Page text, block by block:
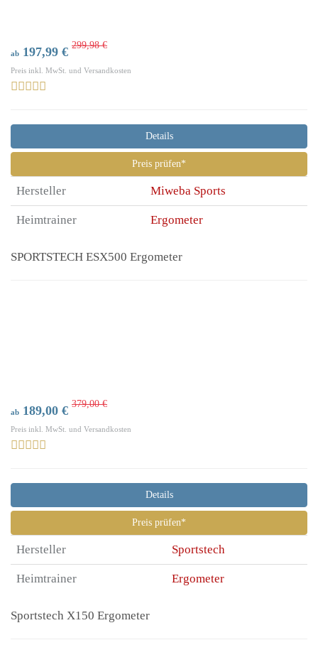
ab 197,99 € 299,98 €
Preis inkl. MwSt. und Versandkosten
Details
Preis prüfen*
Hersteller Miweba Sports
Heimtrainer Ergometer
SPORTSTECH ESX500 Ergometer
ab 189,00 € 379,00 €
Preis inkl. MwSt. und Versandkosten
Details
Preis prüfen*
Hersteller Sportstech
Heimtrainer Ergometer
Sportstech X150 Ergometer